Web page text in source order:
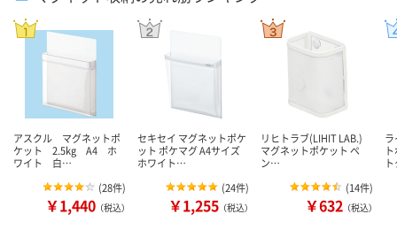
アスクル マグネットポ
ケット 2.5kg A4 ホ
ワイト 白…
(28件)
￥1,440 （税込）
セキセイ マグネットポケ
ット ポケマグ A4サイズ
ホワイト…
(24件)
￥1,255 （税込）
リヒトラブ(LIHIT LAB.)
マグネットポケット ペ
ン…
(14件)
￥632 （税込）